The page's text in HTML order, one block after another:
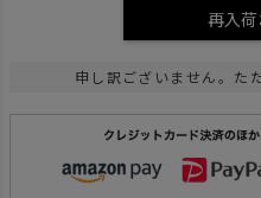
再入
申し訳ございません。た